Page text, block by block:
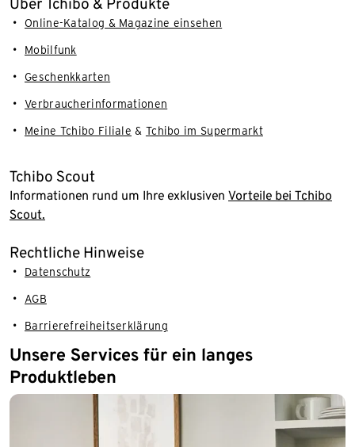
Online-Katalog & Magazine einsehen
Mobilfunk
Geschenkkarten
Verbraucherinformationen
Meine Tchibo Filiale & Tchibo im Supermarkt
Tchibo Scout
Informationen rund um Ihre exklusiven Vorteile bei Tchibo
Scout.
Rechtliche Hinweise
Datenschutz
AGB
Barrierefreiheitserklärung
Unsere Services für ein langes
Produktleben